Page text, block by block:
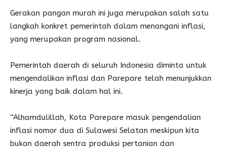
Gerakan pangan murah ini juga merupakan salah satu
langkah konkret pemerintah dalam menangani inflasi,
yang merupakan program nasional.
Pemerintah daerah di seluruh Indonesia diminta untuk
mengendalikan inflasi dan Parepare telah menunjukkan
kinerja yang baik dalam hal ini.
“Alhamdulillah, Kota Parepare masuk pengendalian
inflasi nomor dua di Sulawesi Selatan meskipun kita
bukan daerah sentra produksi pertanian dan